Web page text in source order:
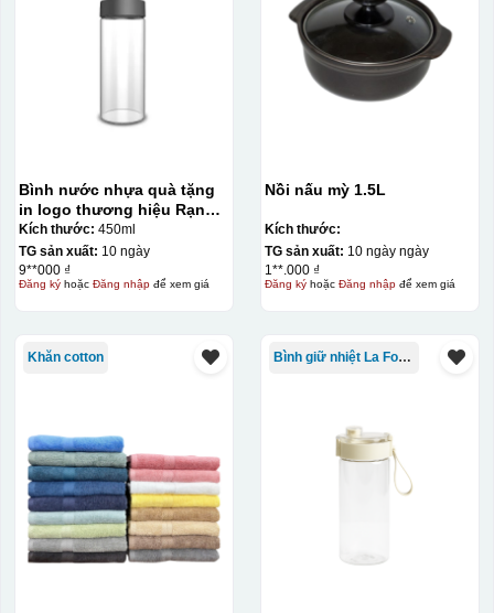
Bình nước nhựa quà tặng
in logo thương hiệu Rạng
Đông 450ml KQ-BNN01
Kích thước: 450ml
TG sản xuất: 10 ngày
9**000 ₫
Đăng kýhoặc Đăng nhậpđể xem giá
Nồi nấu mỳ 1.5L
Kích thước:
TG sản xuất: 10 ngày ngày
1**.000 ₫
Đăng kýhoặc Đăng nhậpđể xem giá
Khăn cotton Bình giữ nhiệt La Fonte